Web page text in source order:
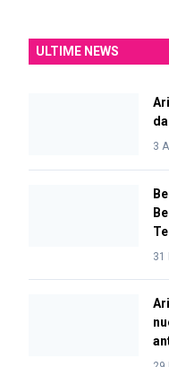
ULTIME NEWS
3
31